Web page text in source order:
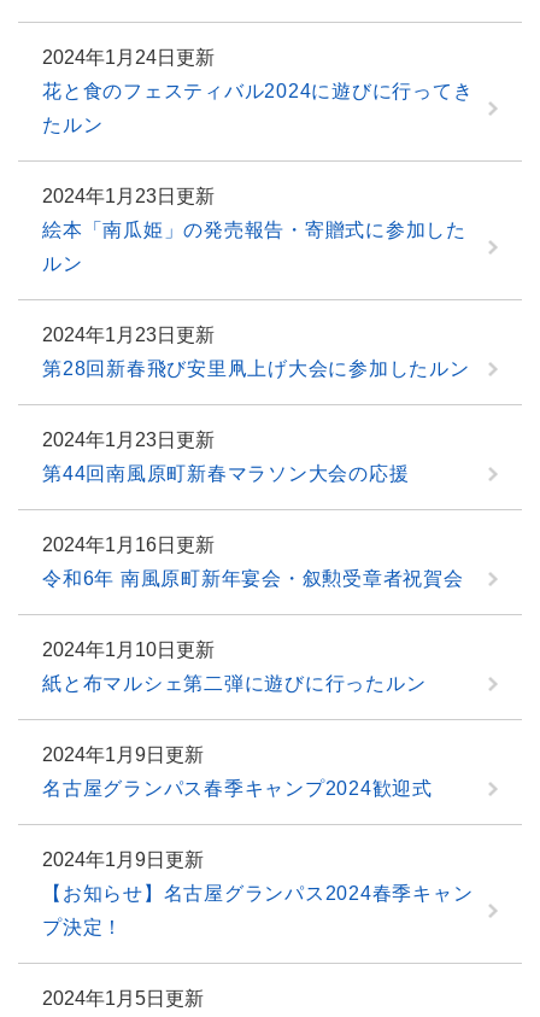
2024年1月24日更新
花と食のフェスティバル2024に遊びに行ってき
たルン
2024年1月23日更新
絵本「南瓜姫」の発売報告・寄贈式に参加した
ルン
2024年1月23日更新
第28回新春飛び安里凧上げ大会に参加したルン
2024年1月23日更新
第44回南風原町新春マラソン大会の応援
2024年1月16日更新
令和6年 南風原町新年宴会・叙勲受章者祝賀会
2024年1月10日更新
紙と布マルシェ第二弾に遊びに行ったルン
2024年1月9日更新
名古屋グランパス春季キャンプ2024歓迎式
2024年1月9日更新
【お知らせ】名古屋グランパス2024春季キャン
プ決定！
2024年1月5日更新